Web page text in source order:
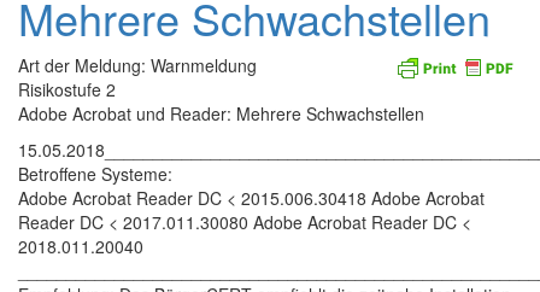
Mehrere Schwachstellen
Art der Meldung: Warnmeldung
Risikostufe 2
Adobe Acrobat und Reader: Mehrere Schwachstellen
Betroffene Systeme:
Adobe Acrobat Reader DC < 2015.006.30418 Adobe Acrobat
Reader DC < 2017.011.30080 Adobe Acrobat Reader DC <
2018.011.20040